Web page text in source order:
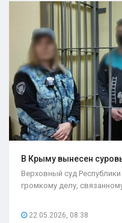
В Крыму вынесен
Верховный суд
громкому делу,
22.05.2026, 08:38